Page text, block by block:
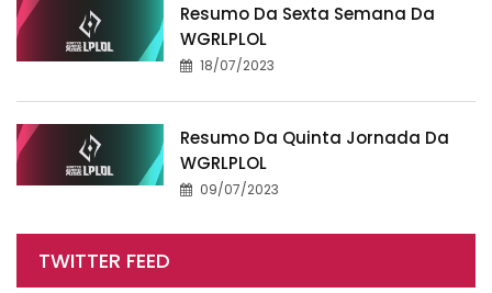
Resumo Da Sexta Semana Da
WGRLPLOL
18/07/2023
Resumo Da Quinta Jornada Da
WGRLPLOL
09/07/2023
TWITTER FEED